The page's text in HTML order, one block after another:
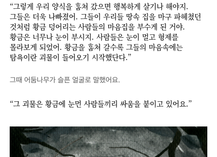
“그렇게 우리 양식을 훔쳐 갔으면 행복하게 살기나 해야지.
그들은 더욱 나빠졌어. 그들이 우리들 땅속 집을 마구 파헤쳤던
것처럼 황금 덩어리는 사람들의 마음집을 부수게 된 거야.
황금은 너무나 눈이 부시지. 사람들은 눈이 멀고 형제를
몰라보게 되었어. 황금을 훔쳐 갈수록 그들의 마음속에는
탐욕이란 괴물이 들어오기 시작했단다.”
그때 어둠나무가 슬픈 얼굴로 말했어요.
“그 괴물은 황금에 눈먼 사람들끼리 싸움을 붙이고 있어요.”